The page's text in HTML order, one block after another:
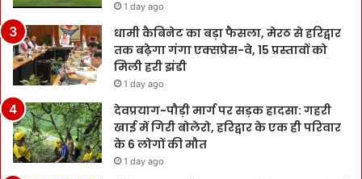
1 day ago
धामी कैबिनेट का बड़ा फैसला, मेरठ से हरिद्वार
तक बढ़ेगा गंगा एक्सप्रेस-वे, 15 प्रस्तावों को
मिली हरी झंडी
1 day ago
देवप्रयाग-पौड़ी मार्ग पर सड़क हादसा: गहरी
खाई में गिरी बोलेरो, हरिद्वार के एक ही परिवार
के 6 लोगों की मौत
1 day ago